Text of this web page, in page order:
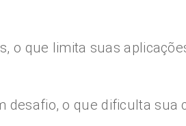
o que limita suas
desafio, o que dificulta sua